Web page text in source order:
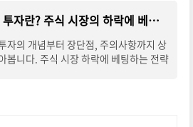
인버스 투자란? 주식 시장의 하락에 베팅하는 전략 완벽 가이드
자의 개념부터 장단점, 주의사항까지 상
봅니다. 주식 시장 하락에 베팅하는 전략